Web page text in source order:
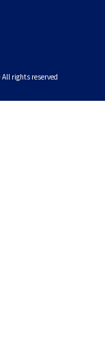
All rights reserved